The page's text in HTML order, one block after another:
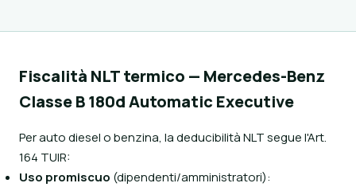
Fiscalità NLT termico — Mercedes-Benz
Classe B 180d Automatic Executive
Per auto diesel o benzina, la deducibilità NLT segue l'Art.
164 TUIR:
Uso promiscuo (dipendenti/amministratori):